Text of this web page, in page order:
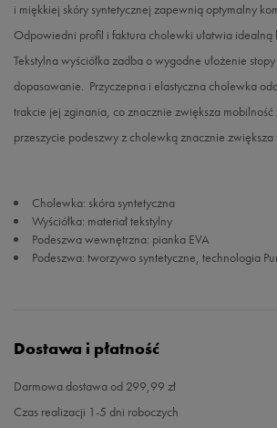
i miękkiej skóry syntetycznej zapewnią optymalny
Odpowiedni profil i faktura cholewki ułatwia idealną
Tekstylna wyściółka zadba o wygodne ułożenie
dopasowanie. Przyczepna i elastyczna cholewka
trakcie jej zginania, co znacznie zwiększa
przeszycie podeszwy z cholewką znacznie zwiększa
Cholewka: skóra syntetyczna
Wyściółka: materiał tekstylny
Podeszwa wewnętrzna: pianka EVA
Podeszwa: tworzywo syntetyczne, technologia
Dostawa i płatność
Darmowa dostawa od 299,99 zł
Czas realizacji 1-5 dni roboczych